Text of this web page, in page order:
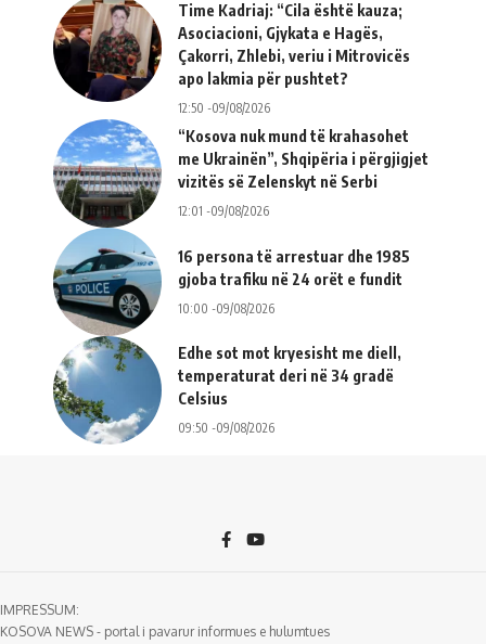
Time Kadriaj: “Cila është kauza;
Asociacioni, Gjykata e Hagës,
Çakorri, Zhlebi, veriu i Mitrovicës
apo lakmia për pushtet?
12:50 -09/08/2026
“Kosova nuk mund të krahasohet
me Ukrainën”, Shqipëria i përgjigjet
vizitës së Zelenskyt në Serbi
12:01 -09/08/2026
16 persona të arrestuar dhe 1985
gjoba trafiku në 24 orët e fundit
10:00 -09/08/2026
Edhe sot mot kryesisht me diell,
temperaturat deri në 34 gradë
Celsius
09:50 -09/08/2026
IMPRESSUM:
KOSOVA NEWS - portal i pavarur informues e hulumtues